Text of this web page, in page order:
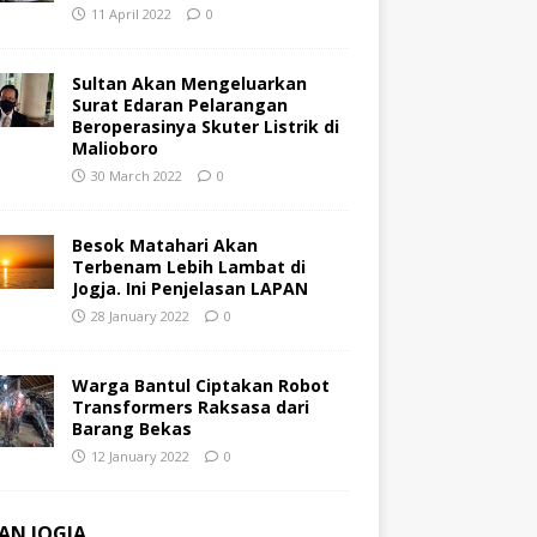
11 April 2022 0
Sultan Akan Mengeluarkan
Surat Edaran Pelarangan
Beroperasinya Skuter Listrik di
Malioboro
30 March 2022 0
Besok Matahari Akan
Terbenam Lebih Lambat di
Jogja. Ini Penjelasan LAPAN
28 January 2022 0
Warga Bantul Ciptakan Robot
Transformers Raksasa dari
Barang Bekas
12 January 2022 0